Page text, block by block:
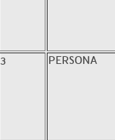
3 PERSONA